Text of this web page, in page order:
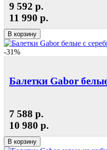
9 592 р.
11 990 р.
В корзину
-31%
Балетки Gabor
7 588 р.
10 980 р.
В корзину